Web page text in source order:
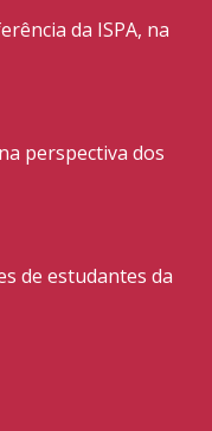
da ISPA, na
perspectiva dos
de estudantes da